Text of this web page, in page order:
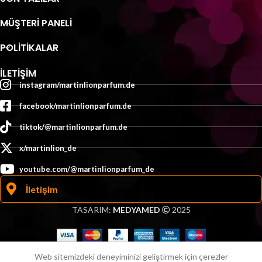
MÜŞTERI PANELI
POLİTİKALAR
İLETIŞIM
instagram/martinlionparfum.de
facebook/martinlionparfum.de
tiktok/@martinlionparfum.de
x/martinlion_de
youtube.com/@martinlionparfum_de
İletişim
TASARIM: MEDYAMED 2025
Web sitemizdeki deneyiminizi geliştirmek için çerezler